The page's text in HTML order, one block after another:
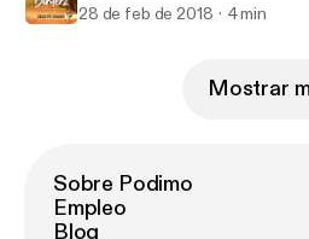
28 de feb de 2018 4 min
Mostrar
Sobre Podimo
Empleo
Blog